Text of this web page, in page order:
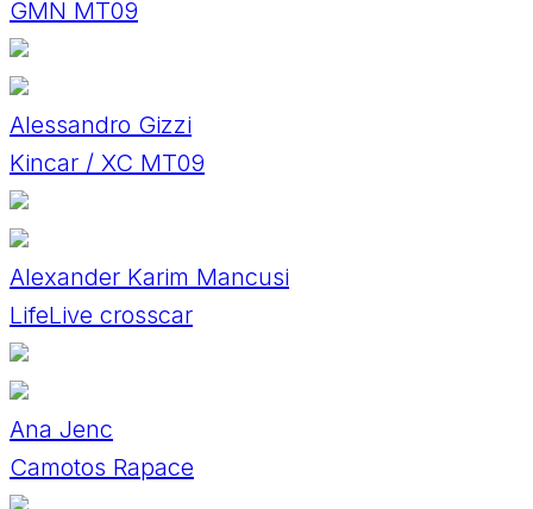
GMN MT09
Alessandro Gizzi
Kincar / XC MT09
Alexander Karim Mancusi
LifeLive crosscar
Ana Jenc
Camotos Rapace